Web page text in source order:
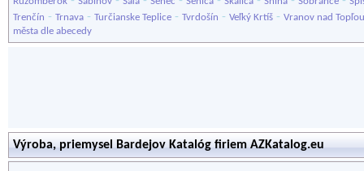
Trenčín - Trnava - Turčianske Teplice - Tvrdošín - Veľký Krtíš - Vranov nad Topľou
města dle abecedy
Výroba, priemysel Bardejov Katalóg firiem AZKatalog.eu